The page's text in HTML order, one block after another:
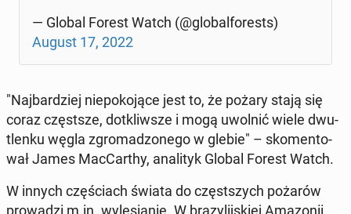
— Global Forest Watch (@glo­bal­fo­re­sts)
August 17, 2022
"Naj­bar­dziej nie­po­ko­ją­ce jest to, że pożary stają się
coraz częst­sze, do­tkliw­sze i mogą uwolnić wiele dwu­
tlen­ku węgla zgro­ma­dzo­ne­go w glebie" – sko­men­to­
wał James Mac­Car­thy, ana­li­tyk Global Forest Watch.
W innych czę­ściach świata do częst­szych pożarów